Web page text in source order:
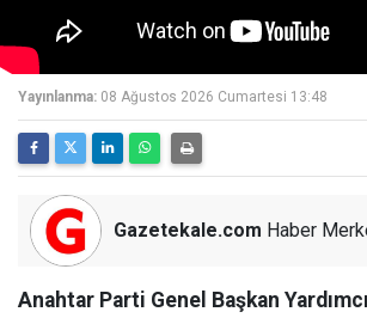
Yayınlanma: 08 Ağustos 2026 Cumartesi 13:48
Gazetekale.com Haber
Anahtar Parti Genel Başkan